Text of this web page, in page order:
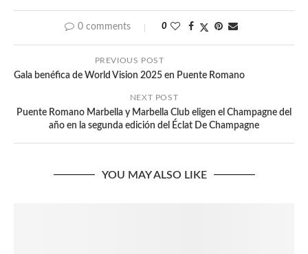
0 comments 0
PREVIOUS POST
Gala benéfica de World Vision 2025 en Puente Romano
NEXT POST
Puente Romano Marbella y Marbella Club eligen el Champagne del
año en la segunda edición del Éclat De Champagne
YOU MAY ALSO LIKE